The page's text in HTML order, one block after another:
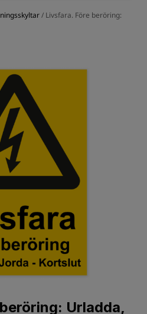
/ Livsfara. Före beröring:
Urladda,